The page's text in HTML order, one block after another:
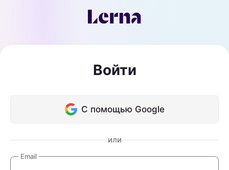
Войти
С помощью Google
или
Email